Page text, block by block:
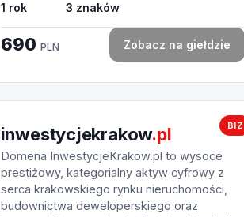
1 rok 3 znaków
690 PLN Zobacz na giełdzie
BIZ
inwestycjekrakow.pl
Domena InwestycjeKrakow.pl to wysoce
prestiżowy, kategorialny aktyw cyfrowy z
serca krakowskiego rynku nieruchomości,
budownictwa deweloperskiego oraz